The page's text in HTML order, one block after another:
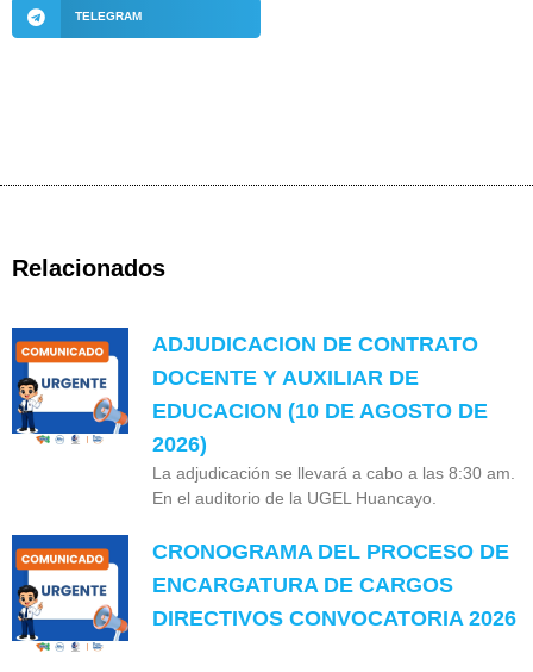
TELEGRAM
Relacionados
ADJUDICACION DE CONTRATO
DOCENTE Y AUXILIAR DE
EDUCACION (10 DE AGOSTO DE
2026)
La adjudicación se llevará a cabo a las 8:30 am.
En el auditorio de la UGEL Huancayo.
CRONOGRAMA DEL PROCESO DE
ENCARGATURA DE CARGOS
DIRECTIVOS CONVOCATORIA 2026